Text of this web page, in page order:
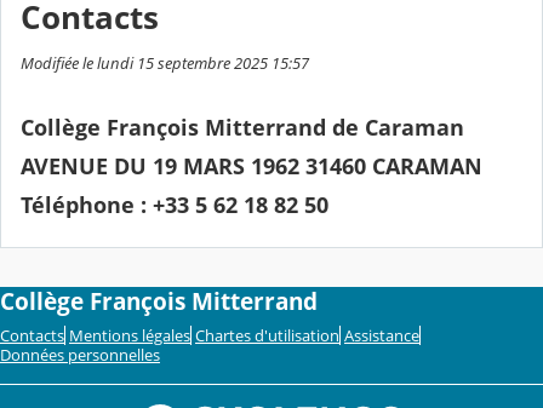
Contacts
Modifiée le lundi 15 septembre 2025 15:57
Collège François Mitterrand de Caraman
AVENUE DU 19 MARS 1962 31460 CARAMAN
Téléphone : +33 5 62 18 82 50
Collège François Mitterrand
Contacts Mentions légales Chartes d'utilisation Assistance
Données personnelles